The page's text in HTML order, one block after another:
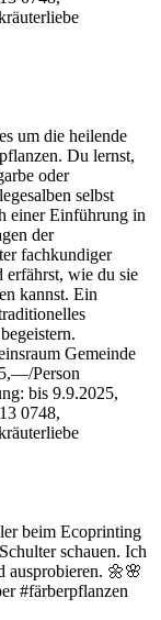
um die heilende
Du lernst,
oder
selbst
einer Einführung in
der
fachkundiger
erfährst, wie du sie
kannst. Ein
Gemeinde
Person
bis 9.9.2025,
0748,